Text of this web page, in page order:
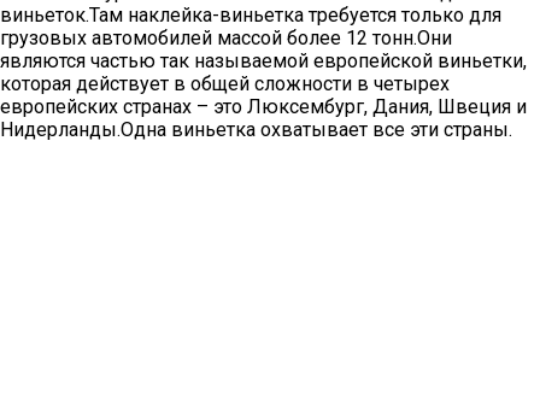
виньеток.Там наклейка-виньетка требуется только для
грузовых автомобилей массой более 12 тонн.Они
являются частью так называемой европейской виньетки,
которая действует в общей сложности в четырех
европейских странах – это Люксембург, Дания, Швеция и
Нидерланды.Одна виньетка охватывает все эти страны.